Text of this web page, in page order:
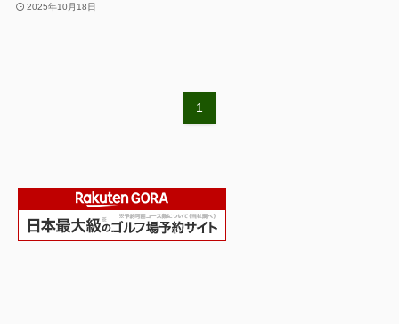
2025年10月18日
1